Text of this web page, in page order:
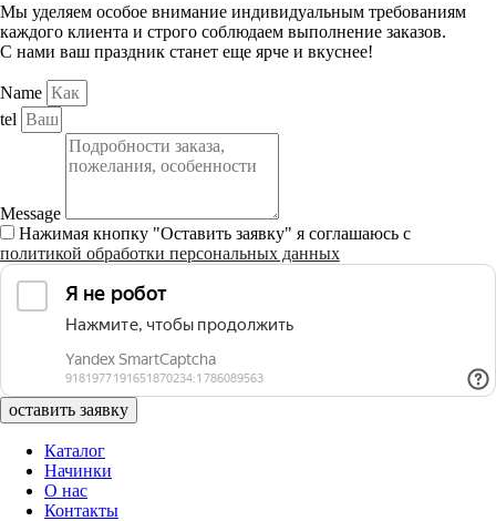
Мы уделяем особое внимание индивидуальным требованиям
каждого клиента и строго соблюдаем выполнение заказов.
С нами ваш праздник станет еще ярче и вкуснее!
Name
tel
Message
Нажимая кнопку "Оставить заявку" я соглашаюсь с
политикой обработки персональных данных
оставить заявку
Каталог
Начинки
О нас
Контакты